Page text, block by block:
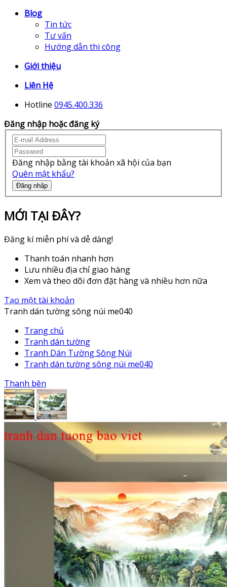
Blog
Tin tức
Tư vấn
Hướng dẫn thi công
Giới thiệu
Liên Hệ
Hotline 0945.400.336
Đăng nhập hoặc đăng ký
Đăng nhập bằng tài khoản xã hội của bạn
Quên mật khẩu?
Đăng nhập
MỚI TẠI ĐÂY?
Đăng kí miễn phí và dễ dàng!
Thanh toán nhanh hơn
Lưu nhiều địa chỉ giao hàng
Xem và theo dõi đơn đặt hàng và nhiều hơn nữa
Tạo một tài khoản
Tranh dán tường sông núi me040
Trang chủ
Tranh dán tường
Tranh Dán Tường Sông Núi
Tranh dán tường sông núi me040
Thanh bên